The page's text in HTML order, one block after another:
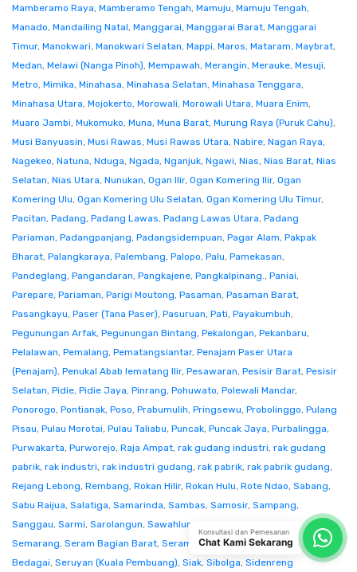
Mamberamo Raya, Mamberamo Tengah, Mamuju, Mamuju Tengah,
Manado, Mandailing Natal, Manggarai, Manggarai Barat, Manggarai
Timur, Manokwari, Manokwari Selatan, Mappi, Maros, Mataram, Maybrat,
Medan, Melawi (Nanga Pinoh), Mempawah, Merangin, Merauke, Mesuji,
Metro, Mimika, Minahasa, Minahasa Selatan, Minahasa Tenggara,
Minahasa Utara, Mojokerto, Morowali, Morowali Utara, Muara Enim,
Muaro Jambi, Mukomuko, Muna, Muna Barat, Murung Raya (Puruk Cahu),
Musi Banyuasin, Musi Rawas, Musi Rawas Utara, Nabire, Nagan Raya,
Nagekeo, Natuna, Nduga, Ngada, Nganjuk, Ngawi, Nias, Nias Barat, Nias
Selatan, Nias Utara, Nunukan, Ogan Ilir, Ogan Komering Ilir, Ogan
Komering Ulu, Ogan Komering Ulu Selatan, Ogan Komering Ulu Timur,
Pacitan, Padang, Padang Lawas, Padang Lawas Utara, Padang
Pariaman, Padangpanjang, Padangsidempuan, Pagar Alam, Pakpak
Bharat, Palangkaraya, Palembang, Palopo, Palu, Pamekasan,
Pandeglang, Pangandaran, Pangkajene, Pangkalpinang., Paniai,
Parepare, Pariaman, Parigi Moutong, Pasaman, Pasaman Barat,
Pasangkayu, Paser (Tana Paser), Pasuruan, Pati, Payakumbuh,
Pegunungan Arfak, Pegunungan Bintang, Pekalongan, Pekanbaru,
Pelalawan, Pemalang, Pematangsiantar, Penajam Paser Utara
(Penajam), Penukal Abab lematang Ilir, Pesawaran, Pesisir Barat, Pesisir
Selatan, Pidie, Pidie Jaya, Pinrang, Pohuwato, Polewali Mandar,
Ponorogo, Pontianak, Poso, Prabumulih, Pringsewu, Probolinggo, Pulang
Pisau, Pulau Morotai, Pulau Taliabu, Puncak, Puncak Jaya, Purbalingga,
Purwakarta, Purworejo, Raja Ampat, rak gudang industri, rak gudang
pabrik, rak industri, rak industri gudang, rak pabrik, rak pabrik gudang,
Rejang Lebong, Rembang, Rokan Hilir, Rokan Hulu, Rote Ndao, Sabang,
Sabu Raijua, Salatiga, Samarinda, Sambas, Samosir, Sampang,
Sanggau, Sarmi, Sarolangun, Sawahlunto
Semarang, Seram Bagian Barat, Seram Bagian Timur,Serang Serdang
Bedagai, Seruyan (Kuala Pembuang), Siak, Sibolga, Sidenreng
Konsultasi dan Pemesanan
Chat Kami Sekarang